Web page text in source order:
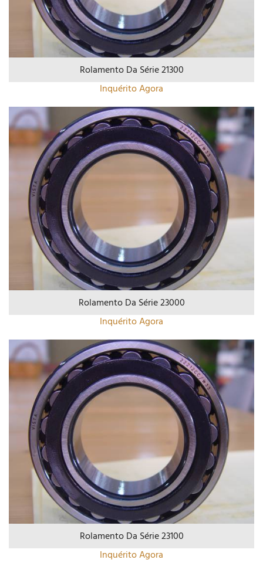
Rolamento Da Série 21300
Inquérito Agora
Rolamento Da Série 23000
Inquérito Agora
Rolamento Da Série 23100
Inquérito Agora